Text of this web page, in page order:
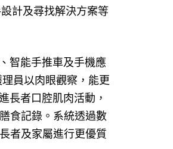
計及尋找解決方案等
智能手推車及手機應
員以肉眼觀察，能更
長者口腔肌肉活動，
食記錄。系統透過數
者及家屬進行更優質